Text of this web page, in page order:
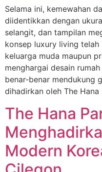
Selama ini, kemewahan
diidentikkan dengan
selangit, dan tampilan
konsep luxury living telah
keluarga muda maupun
menghargai desain
benar-benar mendukung
dihadirkan oleh The
The Hana
Modern